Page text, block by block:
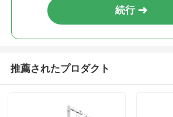
続行
推薦されたプロダクト